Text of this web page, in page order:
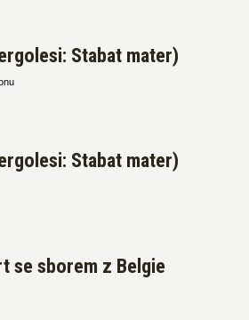
Stabat mater)
Stabat mater)
se sborem z Belgie